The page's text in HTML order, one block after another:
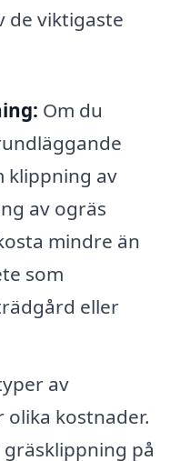
de viktigaste
Om du
klippning av
av ogräs
mindre än
som
eller
av
kostnader.
på